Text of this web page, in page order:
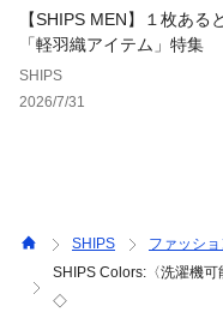
※バッグ、靴、シート等
※着用や洗濯の繰り返し
※日光や照明光での色あ
※末永く愛用頂く為に、
※画像の商品はサンプル
す。
【SHIPS MEN】１枚ある
「軽羽織アイテム」特集
SHIPS
2026/7/31
SHIPS ファッショ
SHIPS Colors:〈洗濯機可
◇